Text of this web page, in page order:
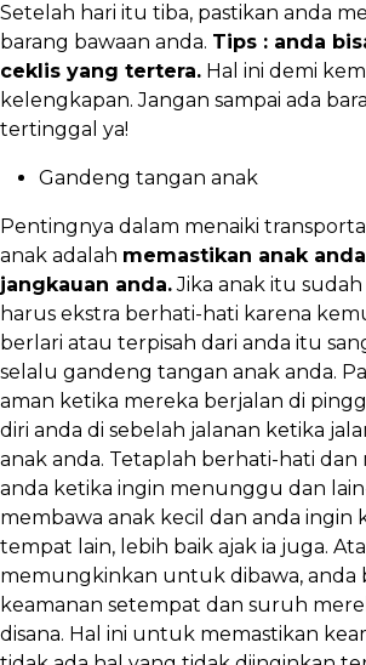
Setelah hari itu tiba, pastikan anda
barang bawaan anda. Tips : anda
ceklis yang tertera. Hal ini demi
kelengkapan. Jangan sampai ada
tertinggal ya!
Gandeng tangan anak
Pentingnya dalam menaiki
anak adalah memastikan anak
jangkauan anda.Jika anak itu sudah
harus ekstra berhati-hati karena
berlari atau terpisah dari anda itu
selalu gandeng tangan anak anda.
aman ketika mereka berjalan di
diri anda di sebelah jalanan ketika
anak anda. Tetaplah berhati-hati dan
anda ketika ingin menunggu dan lain-
membawa anak kecil dan anda ingin
tempat lain, lebih baik ajak ia juga.
memungkinkan untuk dibawa, anda
keamanan setempat dan suruh
disana. Hal ini untuk memastikan